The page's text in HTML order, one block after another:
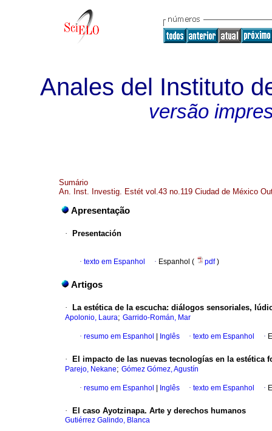
Anales del Instituto
versão
Sumário
An. Inst. Investig. Estét vol.43 no.119 Ciudad de México
Apresentação
· Presentación
· texto em Espanhol · Espanhol ( pdf)
Artigos
· La estética de la escucha: diálogos sensoriales,
Apolonio, Laura; Garrido-Román, Mar
· resumo em Espanhol Inglês · texto em Espanhol ·
· El impacto de las nuevas tecnologías en la estética
Parejo, Nekane; Gómez Gómez, Agustín
· resumo em Espanhol Inglês · texto em Espanhol ·
· El caso Ayotzinapa. Arte y derechos humanos
Gutiérrez Galindo, Blanca